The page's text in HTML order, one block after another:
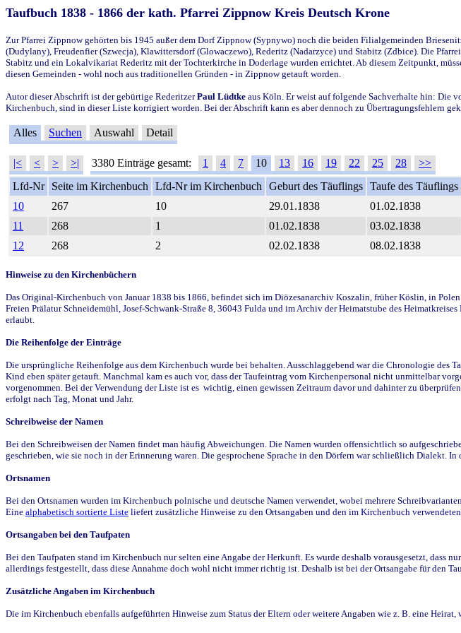
Taufbuch 1838 - 1866 der kath. Pfarrei Zippnow Kreis Deutsch Krone
Zur Pfarrei Zippnow gehörten bis 1945 außer dem Dorf Zippnow (Sypnywo) noch die beiden Filialgemeinden
(Dudylany), Freudenfier (Szwecja), Klawittersdorf (Glowaczewo), Rederitz (Nadarzyce) und Stabitz (Zdbice). Die
Stabitz und ein Lokalvikariat Rederitz mit der Tochterkirche in Doderlage wurden errichtet. Ab diesem Zeitpunkt,
diesen Gemeinden - wohl noch aus traditionellen Gründen - in Zippnow getauft worden.
Autor dieser Abschrift ist der gebürtige RederitzerPaul Lüdtke aus Köln. Er weist auf folgende Sachverhalte hin: Die
Kirchenbuch, sind in dieser Liste korrigiert worden. Bei der Abschrift kann es aber dennoch zu Übertragungsfehlern
Alles Suchen Auswahl Detail
|< < > >| 3380 Einträge gesamt: 1 4 7 10 13 16 19 22 25 28
>>
Lfd-Nr
Seite im Kirchenbuch Lfd-Nr im Kirchenbuch Geburt des Täuflings Taufe des Täuflings
10
267 10 29.01.1838 01.02.1838
11
268 1 01.02.1838 03.02.1838
12
268 2 02.02.1838 08.02.1838
Hinweise zu den Kirchenbüchern
Das Original-Kirchenbuch von Januar 1838 bis 1866, befindet sich im Diözesanarchiv Koszalin, früher Köslin, in
Freien Prälatur Schneidemühl, Josef-Schwank-Straße 8, 36043 Fulda und im Archiv der Heimatstube des
erlaubt.
Die Reihenfolge der Einträge
Die ursprüngliche Reihenfolge aus dem Kirchenbuch wurde bei behalten. Ausschlaggebend war die Chronologie des
Kind eben später getauft. Manchmal kam es auch vor, dass der Taufeintrag vom Kirchenpersonal nicht unmittelbar
vorgenommen. Bei der Verwendung der Liste ist es wichtig, einen gewissen Zeitraum davor und dahinter zu
erfolgt nach Tag, Monat und Jahr.
Schreibweise der Namen
Bei den Schreibweisen der Namen findet man häufig Abweichungen. Die Namen wurden offensichtlich so
geschrieben, wie sie noch in der Erinnerung waren. Die gesprochene Sprache in den Dörfern war schließlich Dialekt.
Ortsnamen
Bei den Ortsnamen wurden im Kirchenbuch polnische und deutsche Namen verwendet, wobei mehrere
Eine alphabetisch sortierte Liste liefert zusätzliche Hinweise zu den Ortsangaben und den im Kirchenbuch
Ortsangaben bei den Taufpaten
Bei den Taufpaten stand im Kirchenbuch nur selten eine Angabe der Herkunft. Es wurde deshalb vorausgesetzt,
allerdings festgestellt, dass diese Annahme doch wohl nicht immer richtig ist. Deshalb ist bei der Ortsangabe für den
Zusätzliche Angaben im Kirchenbuch
Die im Kirchenbuch ebenfalls aufgeführten Hinweise zum Status der Eltern oder weitere Angaben wie z. B. eine Heirat,